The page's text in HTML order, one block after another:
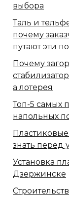
выбора
Таль и
почему
путают эти
Почему
а лотерея
Топ-5 самых
напольных
Пластиковые
знать перед
Установка
Дзержинске